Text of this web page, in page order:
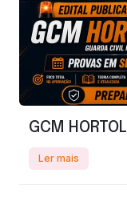
GCM
Ler mais